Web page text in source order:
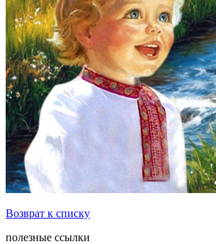
Возврат к списку
полезные ссылки